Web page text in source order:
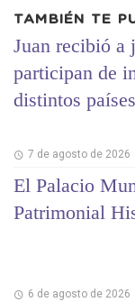
TAMBIÉN TE
Juan recibió a
participan de
distintos países
7 de agosto de 2026
El Palacio
Patrimonial
6 de agosto de 2026